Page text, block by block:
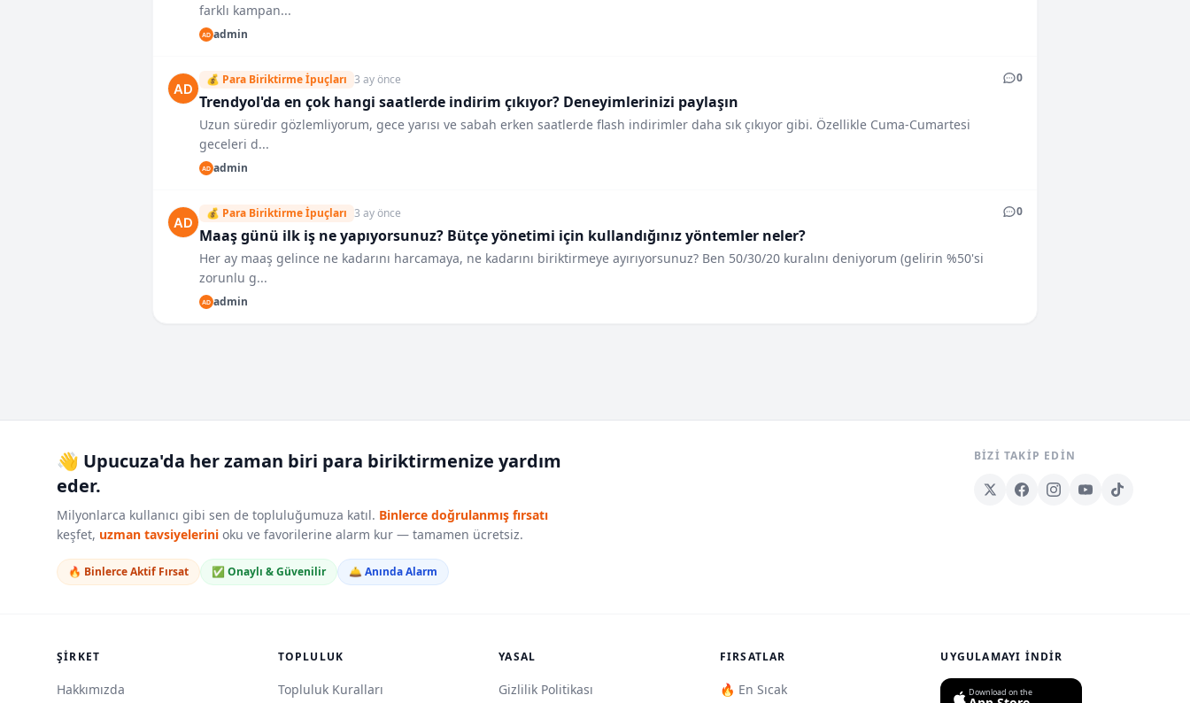
farklı kampan...
admin
💰 Para Biriktirme İpuçları 3 ay önce
Trendyol'da en çok hangi saatlerde indirim çıkıyor? Deneyimlerinizi paylaşın
Uzun süredir gözlemliyorum, gece yarısı ve sabah erken saatlerde flash indirimler daha sık çıkıyor gibi. Özellikle Cuma-Cumartesi
geceleri d...
admin
0
💰 Para Biriktirme İpuçları 3 ay önce
Maaş günü ilk iş ne yapıyorsunuz? Bütçe yönetimi için kullandığınız yöntemler neler?
Her ay maaş gelince ne kadarını harcamaya, ne kadarını biriktirmeye ayırıyorsunuz? Ben 50/30/20 kuralını deniyorum (gelirin %50'si
zorunlu g...
admin
0
👋 Upucuza'da her zaman biri para biriktirmenize yardım
eder.
Milyonlarca kullanıcı gibi sen de topluluğumuza katıl. Binlerce doğrulanmış fırsatı
keşfet, uzman tavsiyelerini oku ve favorilerine alarm kur — tamamen ücretsiz.
🔥 Binlerce Aktif Fırsat ✅ Onaylı & Güvenilir 🛎️ Anında Alarm
BIZI TAKIP EDIN
ŞIRKET
Hakkımızda
TOPLULUK
Topluluk Kuralları
YASAL
Gizlilik Politikası
FIRSATLAR
🔥 En Sıcak
UYGULAMAYI İNDIR
Download on the